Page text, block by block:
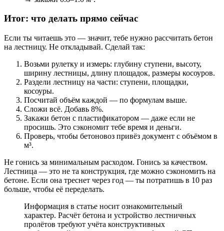
Итог: что делать прямо сейчас
Если ты читаешь это — значит, тебе нужно рассчитать бетон
на лестницу. Не откладывай. Сделай так:
Возьми рулетку и измерь: глубину ступени, высоту,
ширину лестницы, длину площадок, размеры косоуров.
Раздели лестницу на части: ступени, площадки,
косоуры.
Посчитай объём каждой — по формулам выше.
Сложи всё. Добавь 8%.
Закажи бетон с пластификатором — даже если не
просишь. Это сэкономит тебе время и деньги.
Проверь, чтобы бетоновоз привёз документ с объёмом в
м³.
Не гонись за минимальным расходом. Гонись за качеством.
Лестница — это не та конструкция, где можно сэкономить на
бетоне. Если она треснет через год — ты потратишь в 10 раз
больше, чтобы её переделать.
Информация в статье носит ознакомительный
характер. Расчёт бетона и устройство лестничных
пролётов требуют учёта конструктивных